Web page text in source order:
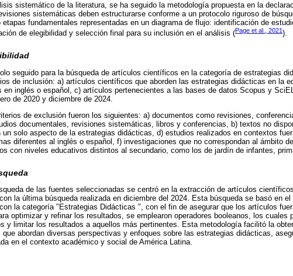
sistemático de la literatura, se ha seguido la metodología propuesta en la
sistemáticas deben estructurarse conforme a un protocolo riguroso de
etapas fundamentales representadas en un diagrama de flujo: identificación de
de elegibilidad y selección final para su inclusión en el análisis (Page et al., 2021).
seguido para la búsqueda de artículos científicos en la categoría de estrategias
de inclusión: a) artículos científicos que aborden las estrategias didácticas en la
en inglés o español, c) artículos pertenecientes a las bases de datos Scopus y
de 2020 y diciembre de 2024.
de exclusión fueron los siguientes: a) documentos como revisiones,
documentales, revisiones sistemáticas, libros y conferencias, b) textos no
un solo aspecto de la estrategias didácticas, d) estudios realizados en contextos
diferentes al inglés o español, f) investigaciones que no correspondan al ámbito
con niveles educativos distintos al secundario, como los de jardín de infantes,
de las fuentes seleccionadas se centró en la extracción de artículos
la última búsqueda realizada en diciembre del 2024. Esta búsqueda se basó en
la categoría "Estrategias Didácticas ", con el fin de asegurar que los artículos
optimizar y refinar los resultados, se emplearon operadores booleanos, los cuales
y limitar los resultados a aquellos más pertinentes. Esta metodología facilitó la
abordan diversas perspectivas y enfoques sobre las estrategias didácticas,
en el contexto académico y social de América Latina.